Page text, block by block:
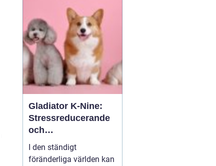
erbjuder många
möjligheter f&o...
Gladiator K-Nine:
Stressreducerande
och
ångestdämpande
hundhalsband
I den ständigt
föränderliga världen kan